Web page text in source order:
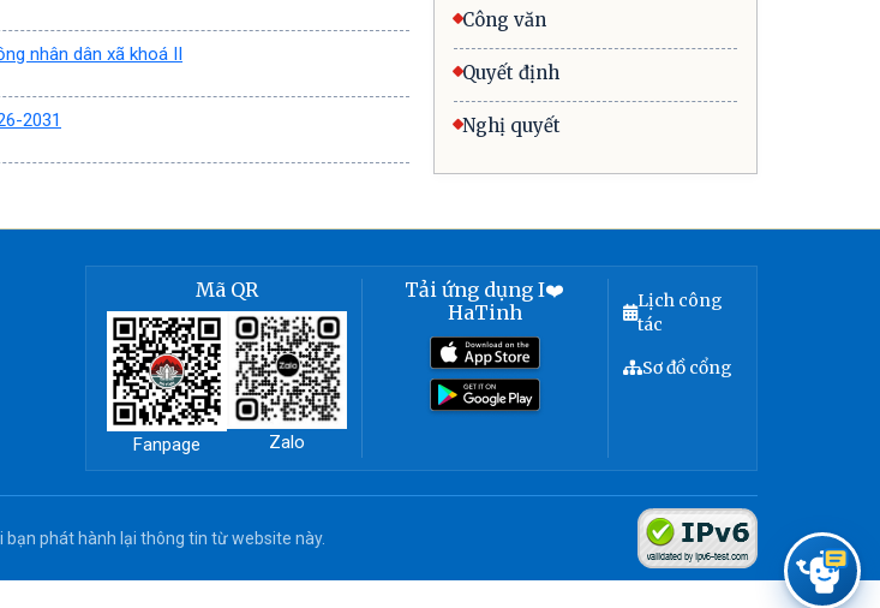
nhân dân xã khoá II
2031
Công văn
Quyết định
Nghị quyết
Mã QR
Fanpage Zalo
Tải ứng dụng I❤️
HaTinh
Lịch công
tác
Sơ đồ cổng
phát hành lại thông tin từ website này.